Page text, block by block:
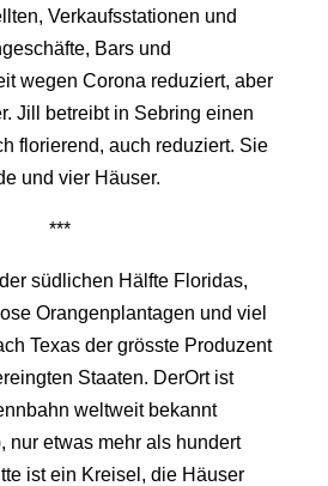
Verkaufsstationen und
Bars und
wegen Corona reduziert, aber
Jill betreibt in Sebring einen
florierend, auch reduziert. Sie
und vier Häuser.
***
südlichen Hälfte Floridas,
Orangenplantagen und viel
Texas der grösste Produzent
Staaten. DerOrt ist
weltweit bekannt
nur etwas mehr als hundert
ist ein Kreisel, die Häuser